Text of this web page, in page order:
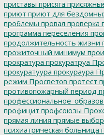
приставы присяга
приют приют для
проблемы провал проверка
программа переселения
продолжительность жизни
прожиточный минимум
прократура прокуратруа
прокуратуура прокураура
режим Просветов протест
противопожарный период
профицит профсоюзы
прямая линия прямые
психиатрическая больница